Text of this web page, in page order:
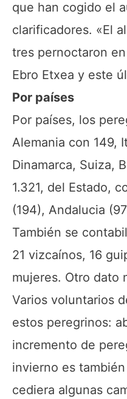
que han cogido el
clarificadores. «El
tres pernoctaron
Ebro Etxea y este
Por países
Por países, los
Alemania con 149,
Dinamarca, Suiza,
1.321, del Estado,
(194), Andalucia
También se
21 vizcaínos, 16
mujeres. Otro dato
Varios voluntarios
estos peregrinos:
incremento de
invierno es
cediera algunas